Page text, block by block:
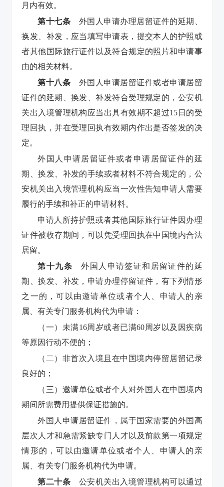
月内有效。
第十七条 外国人申请办理居留证件的延期、
换发、补发，应当填写申请表，提交本人的护照或
者其他国际旅行证件以及符合规定的照片和申请事
由的相关材料。
第十八条 外国人申请居留证件或者申请居留
证件的延期、换发、补发符合受理规定的，公安机
关出入境管理机构应当出具有效期不超过15日的受
理回执，并在受理回执有效期内作出是否签发的决
定。
外国人申请居留证件或者申请居留证件的延
期、换发、补发的手续或者材料不符合规定的，公
安机关出入境管理机构应当一次性告知申请人需要
履行的手续和补正的申请材料。
申请人所持护照或者其他国际旅行证件因办理
证件被收存期间，可以凭受理回执在中国境内合法
居留。
第十九条 外国人申请签证和居留证件的延
期、换发、补发，申请办理停留证件，有下列情形
之一的，可以由邀请单位或者个人、申请人的亲
属、有关专门服务机构代为申请：
（一）未满16周岁或者已满60周岁以及因疾病
等原因行动不便的；
（二）非首次入境且在中国境内停留居留记录
良好的；
（三）邀请单位或者个人对外国人在中国境内
期间所需费用提供保证措施的。
外国人申请居留证件，属于国家需要的外国高
层次人才和急需紧缺专门人才以及前款第一项规定
情形的，可以由邀请单位或者个人、申请人的亲
属、有关专门服务机构代为申请。
第二十条 公安机关出入境管理机构可以通过